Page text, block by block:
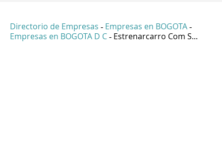
Directorio de Empresas - Empresas en BOGOTA -
Empresas en BOGOTA D C - Estrenarcarro Com S...